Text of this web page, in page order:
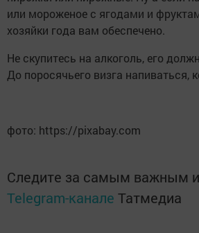
или мороженое с ягодами и
хозяйки года вам обеспечено.
Не скупитесь на алкоголь, его
До поросячьего визга напиваться,
фото: https://pixabay.com
Следите за самым важным
Telegram-канале Татмедиа